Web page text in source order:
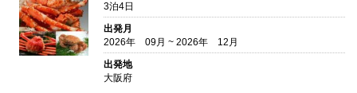
3泊4日
出発月
2026年 09月 ~ 2026年 12月
出発地
大阪府